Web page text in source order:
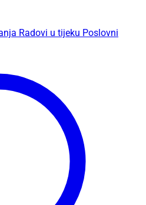
Radovi u tijeku Poslovni